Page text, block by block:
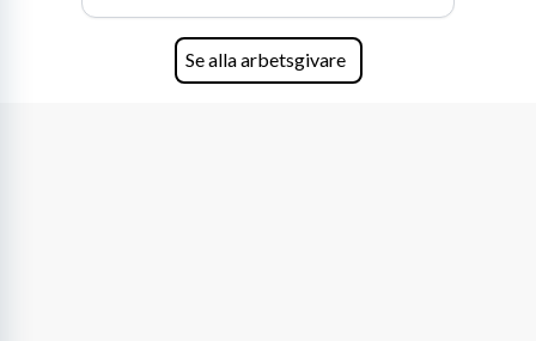
företagets viktigaste tillgångar.
Se alla arbetsgivare